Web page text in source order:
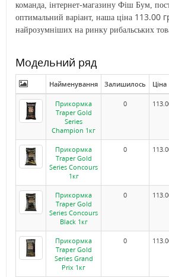
команда, інтернет-магазину Фіш Бум,
оптимальний варіант, наша ціна 113.00
найрозумніших на ринку рибальських
Модельний ряд
Найменування Залишилось Ціна
Прикормка
Traper Gold
Series
Champion 1кг
0
Прикормка
Traper Gold
Series Concours
1кг
0
Прикормка
Traper Gold
Series Concours
Black 1кг
0
Прикормка
Traper Gold
Series Grand
Prix 1кг
0